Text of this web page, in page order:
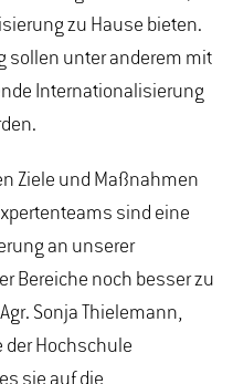
zu Hause bieten.
sollen unter anderem mit
Internationalisierung
Ziele und Maßnahmen
sind eine
an unserer
Bereiche noch besser zu
Sonja Thielemann,
der Hochschule
sie auf die